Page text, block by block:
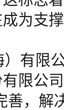
为支
有限
有限公
善，解